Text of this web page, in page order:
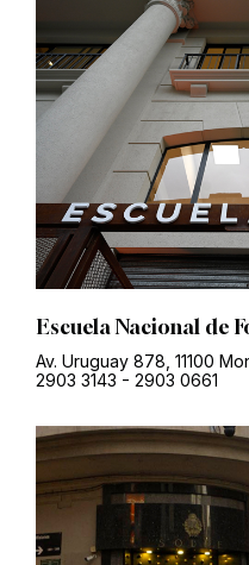
Escuela Nacional de
Av. Uruguay 878, 11100
2903 3143 - 2903 0661